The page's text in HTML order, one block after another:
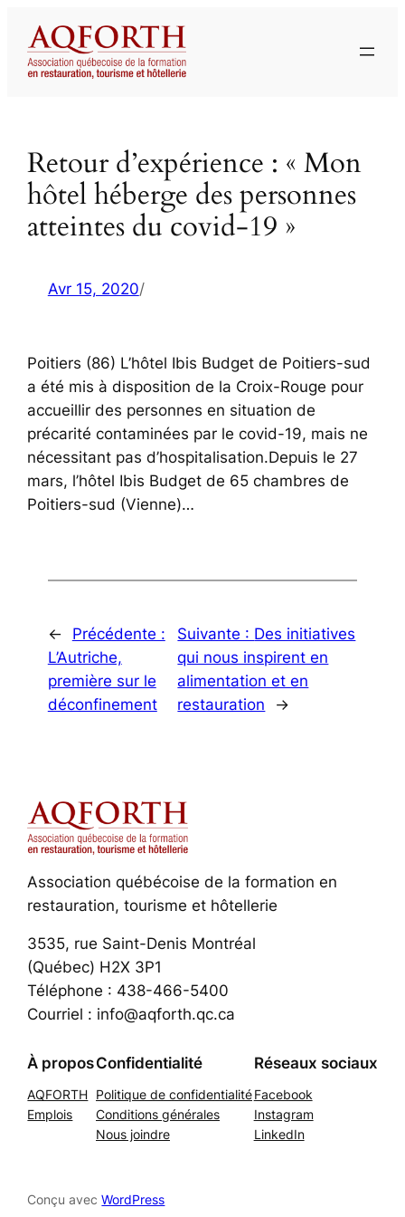
contenu
Retour d’expérience : « Mon
hôtel héberge des personnes
atteintes du covid-19 »
Avr 15, 2020/
Poitiers (86) L’hôtel Ibis Budget de Poitiers-sud
a été mis à disposition de la Croix-Rouge pour
accueillir des personnes en situation de
précarité contaminées par le covid-19, mais ne
nécessitant pas d’hospitalisation.Depuis le 27
mars, l’hôtel Ibis Budget de 65 chambres de
Poitiers-sud (Vienne)…
←
Précédente :
L’Autriche,
première sur le
déconfinement
Suivante : Des initiatives
qui nous inspirent en
alimentation et en
restauration
→
Association québécoise de la formation en
restauration, tourisme et hôtellerie
3535, rue Saint-Denis Montréal
(Québec) H2X 3P1
Téléphone : 438-466-5400
Courriel : info@aqforth.qc.ca
À propos
AQFORTH
Emplois
Confidentialité
Politique de confidentialité
Conditions générales
Nous joindre
Réseaux sociaux
Facebook
Instagram
LinkedIn
Conçu avecWordPress